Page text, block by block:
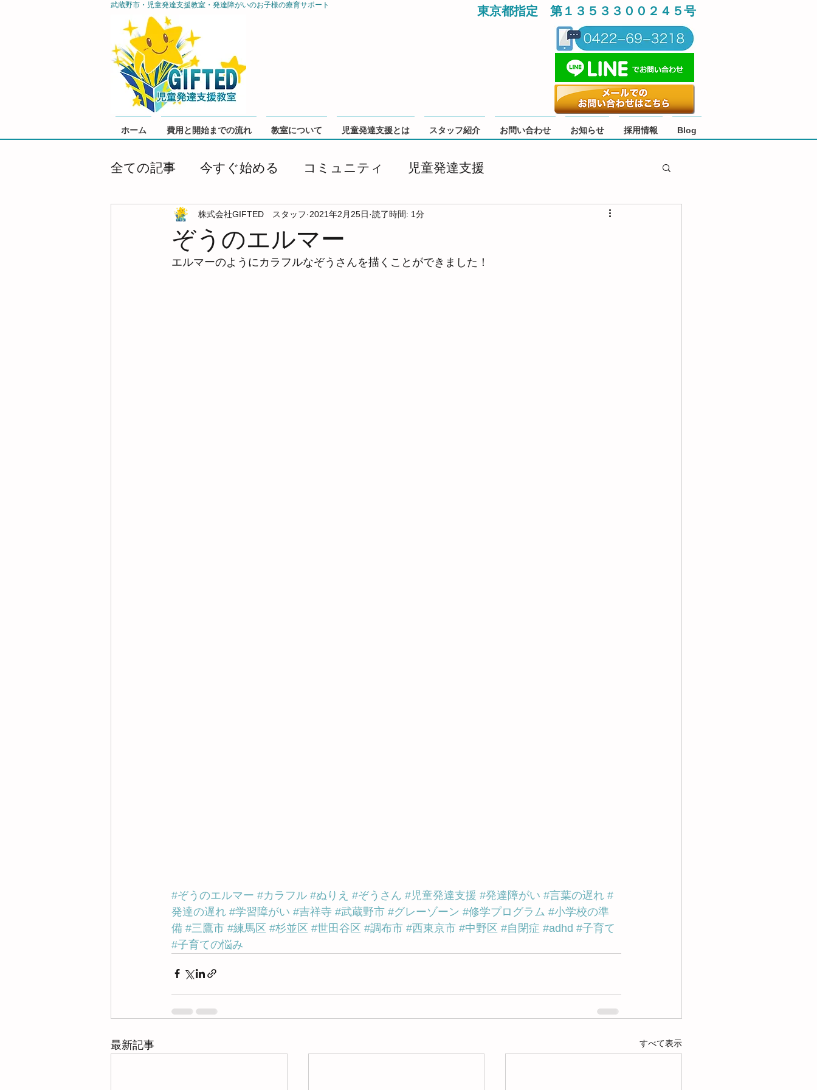
武蔵野市・児童発達支援教室・発達障がいのお子様の療育サポート 東京都指定 第１３５３３００２４５号
ホーム 費用と開始までの流れ 教室について 児童発達支援とは スタッフ紹介 お問い合わせ お知らせ 採用情報 Blog
全ての記事 今すぐ始める コミュニティ 児童発達支援
ぞうのエルマー
株式会社GIFTED スタッフ 2021年2月25日 読了時間: 1分
エルマーのようにカラフルなぞうさんを描くことができました！
#ぞうのエルマー #カラフル #ぬりえ #ぞうさん #児童発達支援 #発達障がい #言葉の遅れ #
発達の遅れ #学習障がい #吉祥寺 #武蔵野市 #グレーゾーン #修学プログラム #小学校の準
備 #三鷹市 #練馬区 #杉並区 #世田谷区 #調布市 #西東京市 #中野区 #自閉症 #adhd #子育て
#子育ての悩み
最新記事 すべて表示